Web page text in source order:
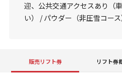
迎、公共交通アクセスあり（
い） / パウダー（非圧雪コー
販売リフト券 リフト券